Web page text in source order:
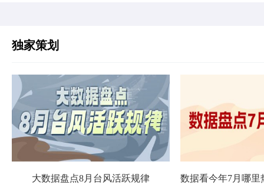
独家策划
大数据盘点8月台风活跃规律